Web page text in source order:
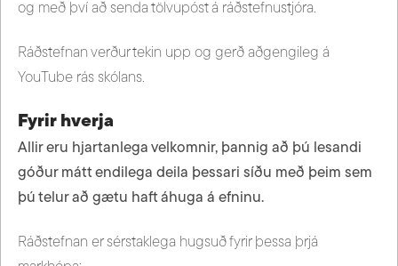
og með því að senda tölvupóst á ráðstefnustjóra.
Ráðstefnan verður tekin upp og gerð aðgengileg á
YouTube rás skólans.
Fyrir hverja
Allir eru hjartanlega velkomnir, þannig að þú lesandi
góður mátt endilega deila þessari síðu með þeim sem
þú telur að gætu haft áhuga á efninu.
Ráðstefnan er sérstaklega hugsuð fyrir þessa þrjá